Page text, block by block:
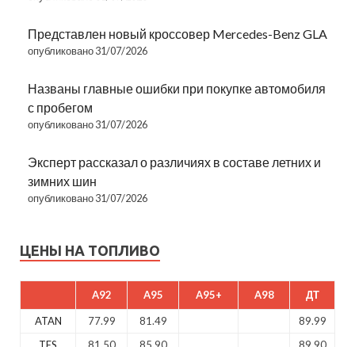
Представлен новый кроссовер Mercedes-Benz GLA
опубликовано 31/07/2026
Названы главные ошибки при покупке автомобиля
с пробегом
опубликовано 31/07/2026
Эксперт рассказал о различиях в составе летних и
зимних шин
опубликовано 31/07/2026
ЦЕНЫ НА ТОПЛИВО
A92 A95 A95+ A98 ДТ
ATAN 77.99 81.49
89.99